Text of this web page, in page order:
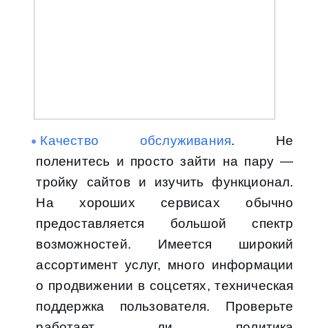
Качество обслуживания. Не
поленитесь и просто зайти на пару —
тройку сайтов и изучить функционал.
На хороших сервисах обычно
предоставляется большой спектр
возможностей. Имеется широкий
ассортимент услуг, много информации
о продвижении в соцсетях, техническая
поддержка пользователя. Проверьте